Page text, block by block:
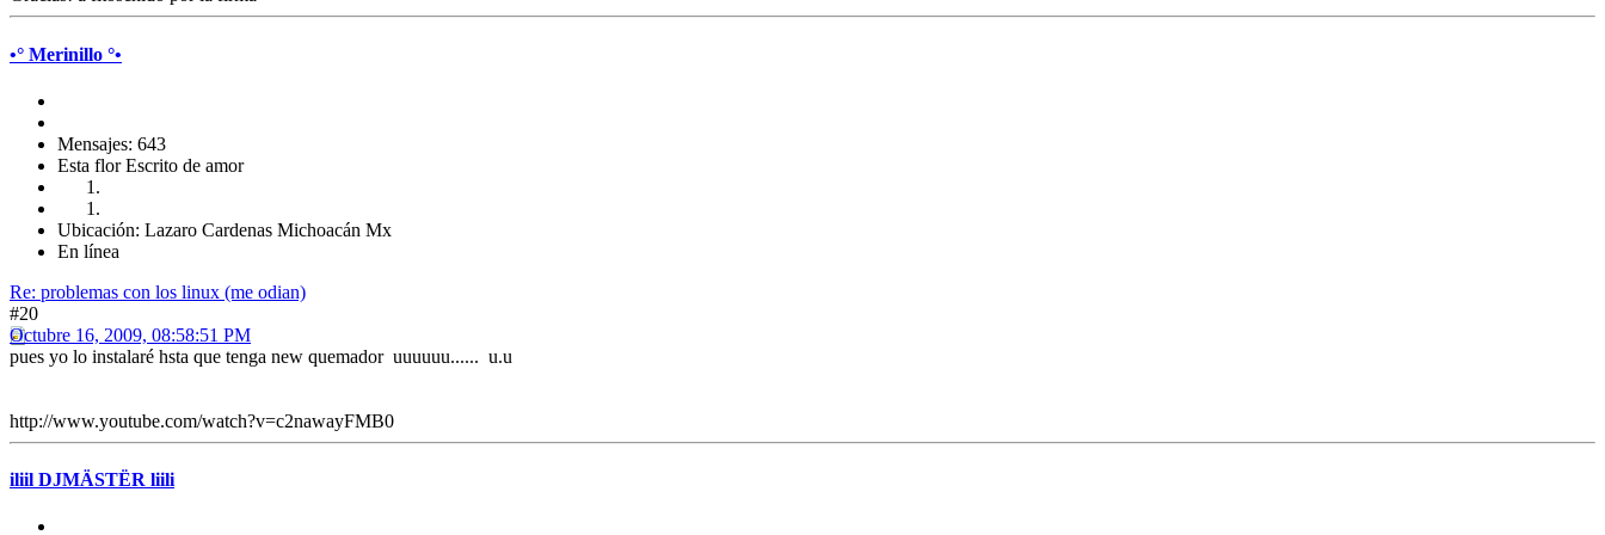
•° Merinillo °•
Mensajes: 643
Esta flor Escrito de amor
Ubicación: Lazaro Cardenas Michoacán Mx
En línea
Re: problemas con los linux (me odian)
#20
Octubre 16, 2009, 08:58:51 PM
pues yo lo instalaré hsta que tenga new quemador uuuuuu...... u.u
http://www.youtube.com/watch?v=c2nawayFMB0
iliil DJMÄSTËR liili